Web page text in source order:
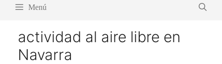
Menú
actividad al aire libre en
Navarra